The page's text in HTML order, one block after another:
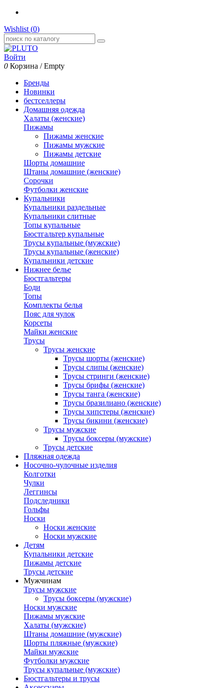
Wishlist (0)
Войти
0 Корзина /Empty
Бренды
Новинки
бестселлеры
Домашняя одежда
Халаты (женские)
Пижамы
Пижамы женские
Пижамы мужские
Пижамы детские
Шорты домашние
Штаны домашние (женские)
Сорочки
Футболки женские
Купальники
Купальники раздельные
Купальники слитные
Топы купальные
Бюстгальтер купальные
Трусы купальные (мужские)
Трусы купальные (женские)
Купальники детские
Нижнее белье
Бюстгальтеры
Боди
Топы
Комплекты белья
Пояс для чулок
Корсеты
Майки женские
Трусы
Трусы женские
Трусы шорты (женские)
Трусы слипы (женские)
Трусы стринги (женские)
Трусы брифы (женские)
Трусы танга (женские)
Трусы бразилиано (женские)
Трусы хипстеры (женские)
Трусы бикини (женские)
Трусы мужские
Трусы боксеры (мужские)
Трусы детские
Пляжная одежда
Носочно-чулочные изделия
Колготки
Чулки
Леггинсы
Подследники
Гольфы
Носки
Носки женские
Носки мужские
Детям
Купальники детские
Пижамы детские
Трусы детские
Мужчинам
Трусы мужские
Трусы боксеры (мужские)
Носки мужские
Пижамы мужские
Халаты (мужские)
Штаны домашние (мужские)
Шорты пляжные (мужские)
Майки мужские
Футболки мужские
Трусы купальные (мужские)
Бюстгальтеры и трусы